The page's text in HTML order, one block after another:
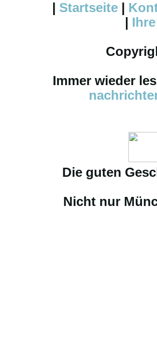
Startseite
Ihre
Immer wieder
Die guten
Nicht nur